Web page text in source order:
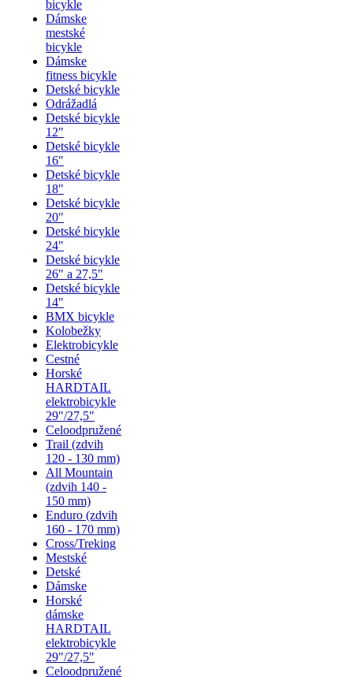
bicykle
Dámske
mestské
bicykle
Dámske
fitness bicykle
Detské bicykle
Odrážadlá
Detské bicykle
12"
Detské bicykle
16"
Detské bicykle
18"
Detské bicykle
20"
Detské bicykle
24"
Detské bicykle
26" a 27,5"
Detské bicykle
14"
BMX bicykle
Kolobežky
Elektrobicykle
Cestné
Horské
HARDTAIL
elektrobicykle
29"/27,5"
Celoodpružené
Trail (zdvih
120 - 130 mm)
All Mountain
(zdvih 140 -
150 mm)
Enduro (zdvih
160 - 170 mm)
Cross/Treking
Mestské
Detské
Dámske
Horské
dámske
HARDTAIL
elektrobicykle
29"/27,5"
Celoodpružené